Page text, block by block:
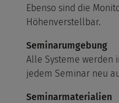
Ebenso sind die
Höhenverstellbar.
Seminarumgebung
Alle Systeme werden
jedem Seminar neu
Seminarmaterialien